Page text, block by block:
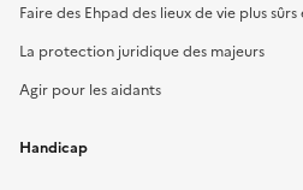
Faire des Ehpad des lieux de vie plus
La protection juridique des majeurs
Agir pour les aidants
Handicap